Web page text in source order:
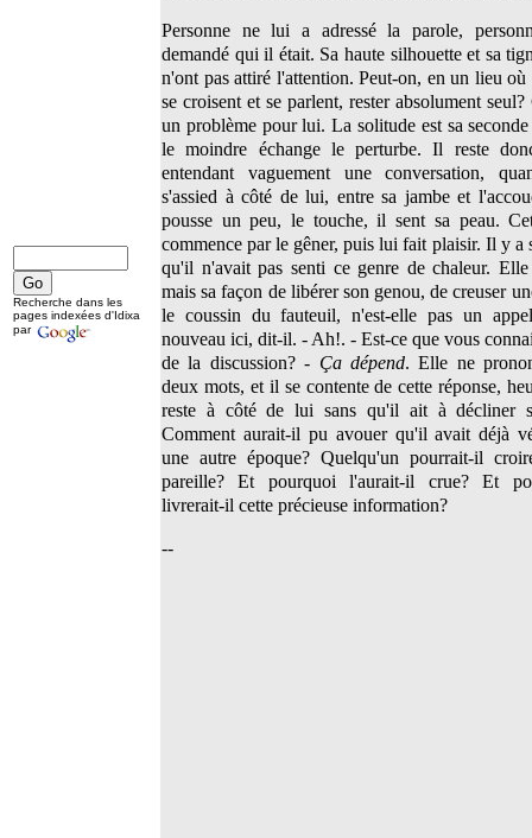
Personne ne lui a adressé la parole,
demandé qui il était. Sa haute silhouette et sa
n'ont pas attiré l'attention. Peut-on, en un lieu où
se croisent et se parlent, rester absolument seul?
un problème pour lui. La solitude est sa
le moindre échange le perturbe. Il reste
entendant vaguement une conversation,
s'assied à côté de lui, entre sa jambe et
pousse un peu, le touche, il sent sa peau.
commence par le gêner, puis lui fait plaisir. Il y a
qu'il n'avait pas senti ce genre de chaleur.
mais sa façon de libérer son genou, de creuser
le coussin du fauteuil, n'est-elle pas un
nouveau ici, dit-il. - Ah!. - Est-ce que vous
de la discussion? - Ça dépend. Elle ne
deux mots, et il se contente de cette réponse,
reste à côté de lui sans qu'il ait à décliner
Comment aurait-il pu avouer qu'il avait déjà
une autre époque? Quelqu'un pourrait-il
pareille? Et pourquoi l'aurait-il crue? Et
livrerait-il cette précieuse information?
--
Recherche dans les
pages indexées d'Idixa
par